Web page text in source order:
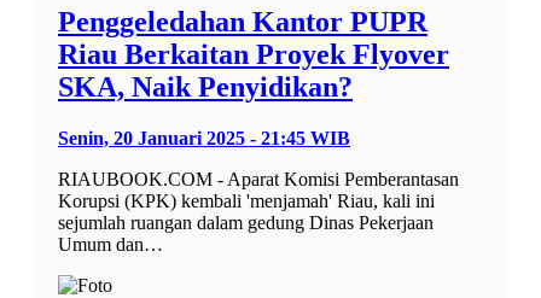
Penggeledahan Kantor PUPR
Riau Berkaitan Proyek Flyover
SKA, Naik Penyidikan?
Senin, 20 Januari 2025 - 21:45 WIB
RIAUBOOK.COM - Aparat Komisi Pemberantasan
Korupsi (KPK) kembali 'menjamah' Riau, kali ini
sejumlah ruangan dalam gedung Dinas Pekerjaan
Umum dan…